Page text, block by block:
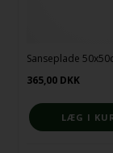
Sanseplade
365,00 DKK